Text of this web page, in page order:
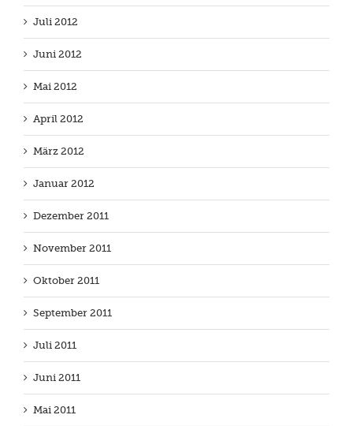
Juli 2012
Juni 2012
Mai 2012
April 2012
März 2012
Januar 2012
Dezember 2011
November 2011
Oktober 2011
September 2011
Juli 2011
Juni 2011
Mai 2011